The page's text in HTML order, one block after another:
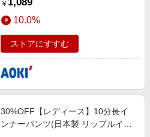
￥
10.0%
ストアにすすむ
30%OFF【レディース】10分長イ
ンナーパンツ(日本製 リップルイン